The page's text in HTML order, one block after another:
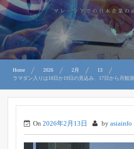
お問合せ
Home 2026 2月
13
ラマダン入りは18日か19日の見込み、17日から月観測
On 2026年2月13日 by asiainfo